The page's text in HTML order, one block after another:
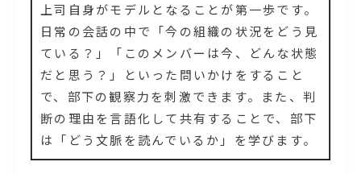
上司自身がモデルとなることが第一歩です。
日常の会話の中で「今の組織の状況をどう見
ている？」「このメンバーは今、どんな状態
だと思う？」といった問いかけをすること
で、部下の観察力を刺激できます。また、判
断の理由を言語化して共有することで、部下
は「どう文脈を読んでいるか」を学びます。